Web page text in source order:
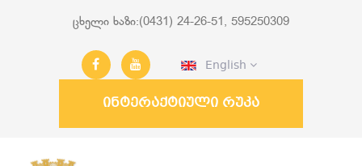
ცხელი ხაზი:(0431) 24-26-51, 595250309
English
ინტერაქტიული რუკა